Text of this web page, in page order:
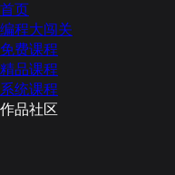
首页
编程大闯关
免费课程
精品课程
系统课程
作品社区